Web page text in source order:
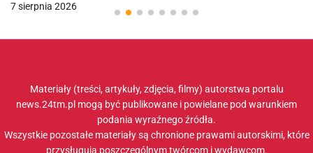
7 sierpnia 2026
Materiały (treści, artykuły, zdjęcia, filmy) autorstwa portalu
news.24tm.pl mogą być publikowane i powielane pod warunkiem
podania wyraźnego źródła.
Wszystkie pozostałe materiały są chronione prawami autorskimi, które
przysługują poszczególnym twórcom i wydawcom.